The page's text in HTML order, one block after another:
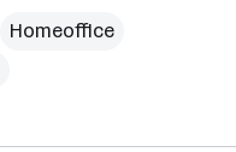
Homeoffice